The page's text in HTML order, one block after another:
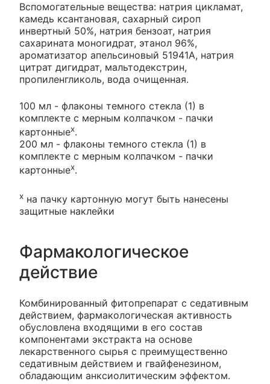
Вспомогательные вещества: натрия цикламат,
камедь ксантановая, сахарный сироп
инвертный 50%, натрия бензоат, натрия
сахарината моногидрат, этанол 96%,
ароматизатор апельсиновый 51941А, натрия
цитрат дигидрат, мальтодекстрин,
пропиленгликоль, вода очищенная.
100 мл - флаконы темного стекла (1) в
комплекте с мерным колпачком - пачки
картонныех.
200 мл - флаконы темного стекла (1) в
комплекте с мерным колпачком - пачки
картонныех.
х на пачку картонную могут быть нанесены
защитные наклейки
Фармакологическое
действие
Комбинированный фитопрепарат с седативным
действием, фармакологическая активность
обусловлена входящими в его состав
компонентами экстракта на основе
лекарственного сырья с преимущественно
седативным действием и гвайфенезином,
обладающим анксиолитическим эффектом.